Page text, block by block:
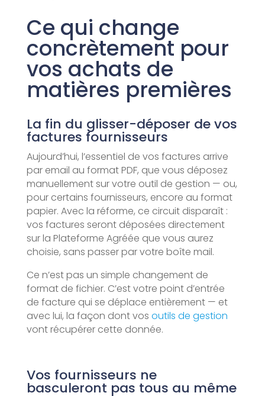
Ce qui change
concrètement pour
vos achats de
matières premières
La fin du glisser-déposer de vos
factures fournisseurs
Aujourd’hui, l’essentiel de vos factures arrive
par email au format PDF, que vous déposez
manuellement sur votre outil de gestion — ou,
pour certains fournisseurs, encore au format
papier. Avec la réforme, ce circuit disparaît :
vos factures seront déposées directement
sur la Plateforme Agréée que vous aurez
choisie, sans passer par votre boîte mail.
Ce n’est pas un simple changement de
format de fichier. C’est votre point d’entrée
de facture qui se déplace entièrement — et
avec lui, la façon dont vos outils de gestion
vont récupérer cette donnée.
Vos fournisseurs ne
basculeront pas tous au même